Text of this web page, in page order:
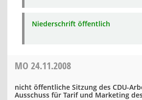
Niederschrift öffentlich
MO 24.11.2008
nicht öffentliche Sitzung des CDU-
Ausschuss für Tarif und Marketing